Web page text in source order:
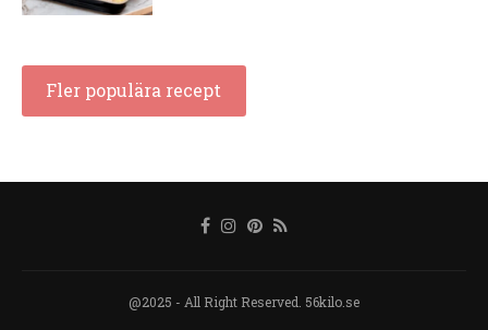
Fler populära recept
@2025 - All Right Reserved. 56kilo.se